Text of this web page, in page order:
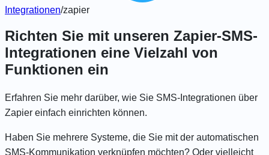
Integrationen/zapier
Richten Sie mit unseren Zapier-SMS-
Integrationen eine Vielzahl von
Funktionen ein
Erfahren Sie mehr darüber, wie Sie SMS-Integrationen über
Zapier einfach einrichten können.
Haben Sie mehrere Systeme, die Sie mit der automatischen
SMS-Kommunikation verknüpfen möchten? Oder vielleicht